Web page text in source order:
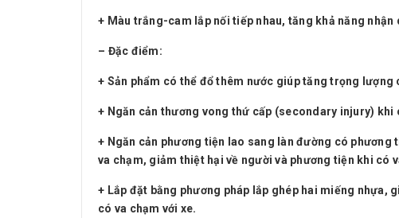
+ Màu trắng-cam lắp nối tiếp nhau, tăng khả năng nhận
– Đặc điểm:
+ Sản phẩm có thể đổ thêm nước giúp tăng trọng
+ Ngăn cản thương vong thứ cấp (secondary injury) khi
+ Ngăn cản phương tiện lao sang làn đường có
va chạm, giảm thiệt hại về người và phương tiện khi có
+ Lắp đặt bằng phương pháp lắp ghép hai miếng
có va chạm với xe.